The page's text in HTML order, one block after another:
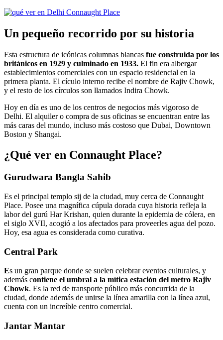
Un pequeño recorrido por su historia
Esta estructura de icónicas columnas blancas fue construida por los
británicos en 1929 y culminado en 1933. El fin era albergar
establecimientos comerciales con un espacio residencial en la
primera planta. El cículo interno recibe el nombre de Rajiv Chowk,
y el resto de los círculos son llamados Indira Chowk.
Hoy en día es uno de los centros de negocios más vigoroso de
Delhi. El alquiler o compra de sus oficinas se encuentran entre las
más caras del mundo, incluso más costoso que Dubai, Downtown
Boston y Shangai.
¿Qué ver en Connaught Place?
Gurudwara Bangla Sahib
Es el principal templo sij de la ciudad, muy cerca de Connaught
Place. Posee una magnífica cúpula dorada cuya historia refleja la
labor del gurú Har Krishan, quien durante la epidemia de cólera, en
el siglo XVII, acogió a los afectados para proveerles agua del pozo.
Hoy, esa agua es considerada como curativa.
Central Park
Es un gran parque donde se suelen celebrar eventos culturales, y
además contiene el umbral a la mítica estación del metro Rajiv
Chowk. Es la red de transporte público más concurrida de la
ciudad, donde además de unirse la línea amarilla con la línea azul,
cuenta con un increíble centro comercial.
Jantar Mantar